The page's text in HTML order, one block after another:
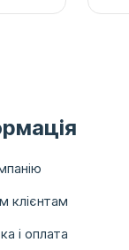
клієнтам
і оплата